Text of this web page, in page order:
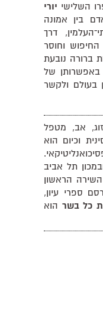
השלישי יורי
בין אמונה
דרך
וחוסר
ברורה נובעת
של
בעולם ולקשר
בן־זוג, אב, מטפל
וכיום הוא
תל אביב
הראשון
ומאז פרסם ספרי עיון,
כל בשר הוא